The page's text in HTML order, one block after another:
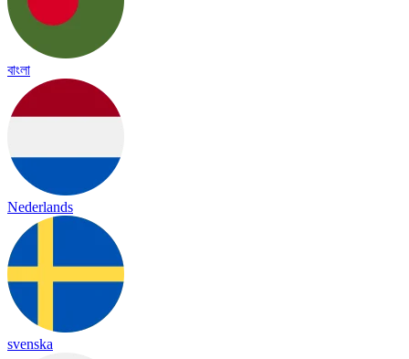
বাংলা
Nederlands
svenska